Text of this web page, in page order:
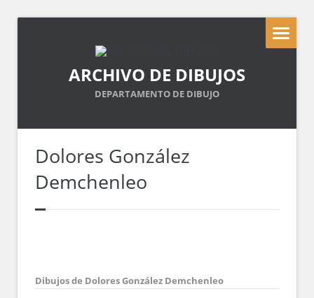
ARCHIVO DE DIBUJOS
DEPARTAMENTO DE DIBUJO
Dolores González
Demchenleo
Dibujos de Dolores González Demchenleo